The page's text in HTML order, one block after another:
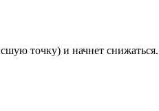
точку) и начнет